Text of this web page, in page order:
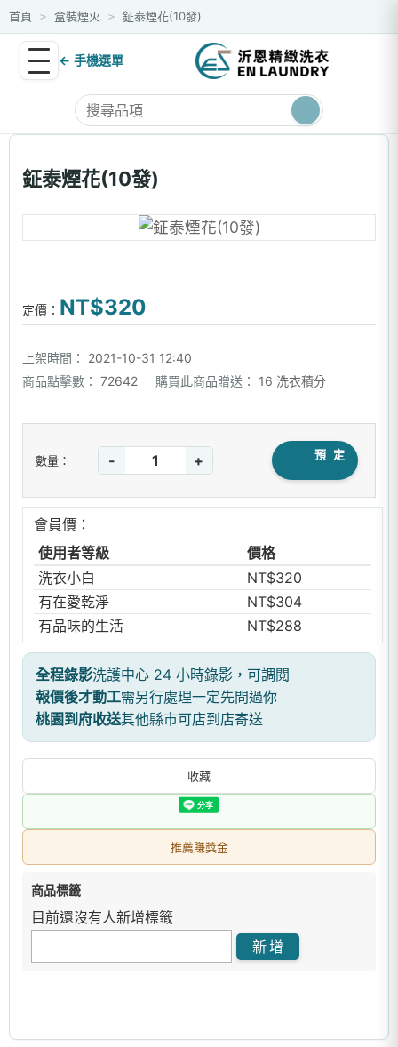
首頁 > 盒裝煙火 > 鉦泰煙花(10發)
← 手機選單
鉦泰煙花(10發)
定價： NT$320
上架時間：
2021-10-31 12:40
商品點擊數： 72642 購買此商品贈送： 16 洗衣積分
數量： - + 預 定
會員價：
使用者等級
價格
洗衣小白
NT$320
有在愛乾淨
NT$304
有品味的生活
NT$288
全程錄影洗護中心 24 小時錄影，可調閱
報價後才動工需另行處理一定先問過你
桃園到府收送其他縣市可店到店寄送
收藏
推薦賺獎金
商品標籤
目前還沒有人新增標籤